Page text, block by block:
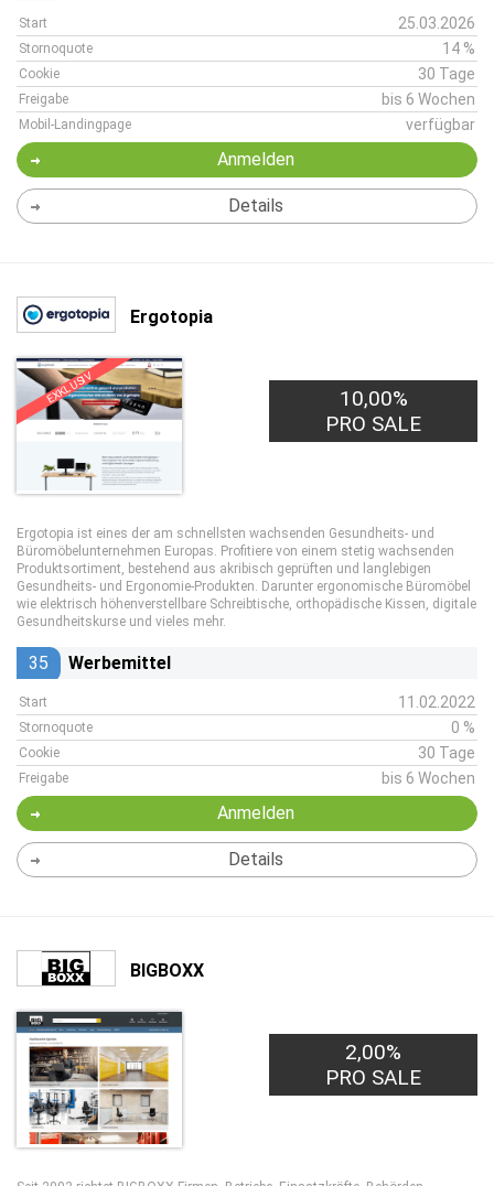
Start 25.03.2026
Stornoquote 14 %
Cookie 30 Tage
Freigabe bis 6 Wochen
Mobil-Landingpage verfügbar
Anmelden
Details
Ergotopia
EXKLUSIV
10,00%
PRO SALE
Ergotopia ist eines der am schnellsten wachsenden Gesundheits- und
Büromöbelunternehmen Europas. Profitiere von einem stetig wachsenden
Produktsortiment, bestehend aus akribisch geprüften und langlebigen
Gesundheits- und Ergonomie-Produkten. Darunter ergonomische Büromöbel
wie elektrisch höhenverstellbare Schreibtische, orthopädische Kissen, digitale
Gesundheitskurse und vieles mehr.
35 Werbemittel
Start 11.02.2022
Stornoquote 0 %
Cookie 30 Tage
Freigabe bis 6 Wochen
Anmelden
Details
BIGBOXX
2,00%
PRO SALE